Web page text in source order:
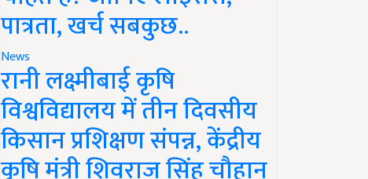
पात्रता, खर्च सबकुछ..
News
रानी लक्ष्मीबाई कृषि
विश्वविद्यालय में तीन दिवसीय
किसान प्रशिक्षण संपन्न, केंद्रीय